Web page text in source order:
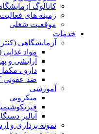
کاتالوگ
زمینه های فعالیت
موقعیت شغلی
خدمات
آزمایشگاهی
مواد
آرایشی و
دارو ،
ضد عفونی
آموزشی
میکروبی
آنالیز
نمونه برداری و